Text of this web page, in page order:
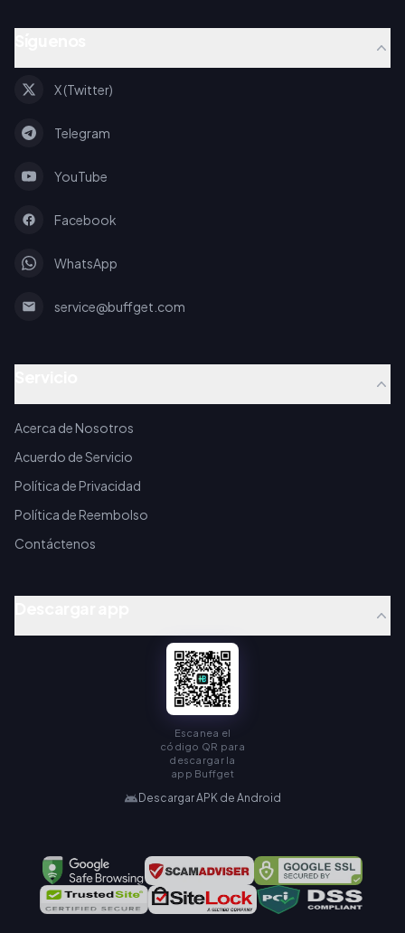
X (Twitter)
Telegram
YouTube
Facebook
WhatsApp
service@buffget.com
Acerca de Nosotros
Acuerdo de Servicio
Política de Privacidad
Política de Reembolso
Contáctenos
Escanea el
código QR para
descargar la
app Buffget
Descargar APK de Android